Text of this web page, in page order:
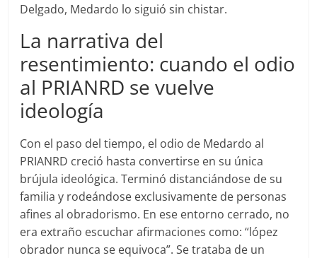
Delgado, Medardo lo siguió sin chistar.
La narrativa del
resentimiento: cuando el odio
al PRIANRD se vuelve
ideología
Con el paso del tiempo, el odio de Medardo al
PRIANRD creció hasta convertirse en su única
brújula ideológica. Terminó distanciándose de su
familia y rodeándose exclusivamente de personas
afines al obradorismo. En ese entorno cerrado, no
era extraño escuchar afirmaciones como: “lópez
obrador nunca se equivoca”. Se trataba de un